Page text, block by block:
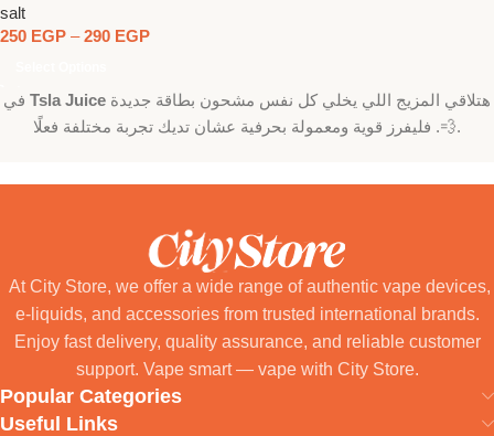
salt
250 EGP – 290 EGP
Tsla Juice
💨. فليفرز قوية ومعمولة بحرفية عشان تديك تجربة مختلفة فعلًا.
At City Store, we offer a wide range of authentic vape devices,
e-liquids, and accessories from trusted international brands.
Enjoy fast delivery, quality assurance, and reliable customer
support. Vape smart — vape with City Store.
Popular Categories
Useful Links